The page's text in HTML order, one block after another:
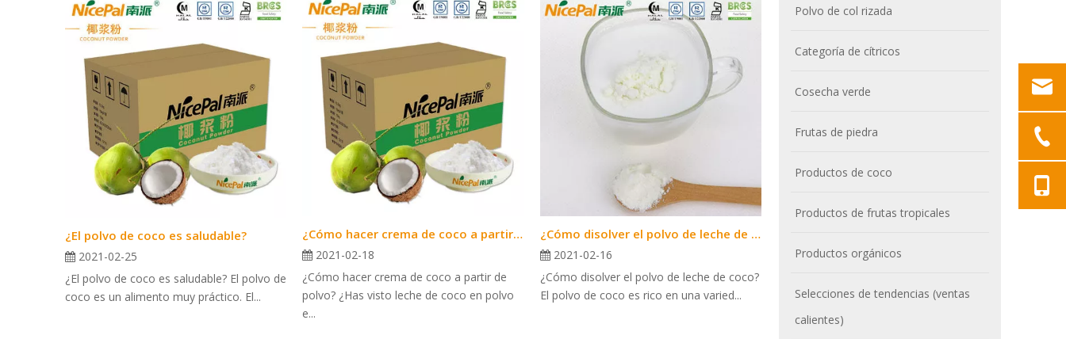
¿El polvo de coco es saludable?
2021-02-25
¿El polvo de coco es saludable? El polvo de
coco es un alimento muy práctico. El...
¿Cómo hacer crema de coco a partir de polvo?
2021-02-18
¿Cómo hacer crema de coco a partir de
polvo? ¿Has visto leche de coco en polvo
e...
¿Cómo disolver el polvo de leche de coco?
2021-02-16
¿Cómo disolver el polvo de leche de coco?
El polvo de coco es rico en una varied...
Polvo de col rizada
Categoría de cítricos
Cosecha verde
Frutas de piedra
Productos de coco
Productos de frutas tropicales
Productos orgánicos
Selecciones de tendencias (ventas
calientes)